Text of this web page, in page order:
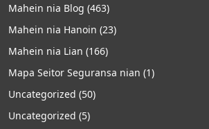
Mahein nia Blog (463)
Mahein nia Hanoin (23)
Mahein nia Lian (166)
Mapa Seitor Seguransa nian (1)
Uncategorized (50)
Uncategorized (5)